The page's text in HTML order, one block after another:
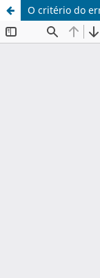
O critério do